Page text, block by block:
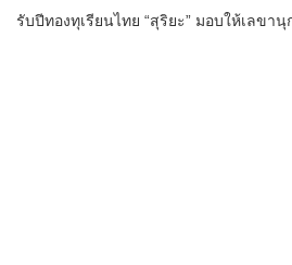
รับปีทองทุเรียนไทย “สุริยะ” มอบให้เลขา